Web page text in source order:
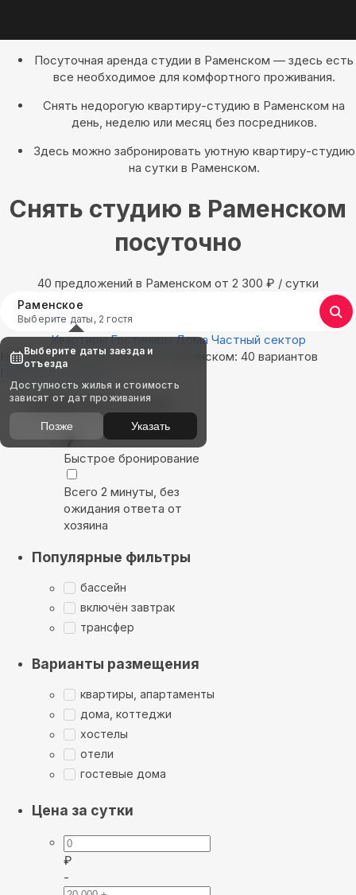
Посуточная аренда студии в Раменском — здесь есть
все необходимое для комфортного проживания.
Снять недорогую квартиру-студию в Раменском на
день, неделю или месяц без посредников.
Здесь можно забронировать уютную квартиру-студию
на сутки в Раменском.
Снять студию в Раменском
посуточно
40 предложений в Раменском oт 2 300 ₽ / сутки
Раменское
Выберите даты, 2 гостя
Квартиры Гостиницы Дома Частный сектор
Найдём, где остановиться в Раменском: 40 вариантов
Показать на карте
Выбирайте лучшее
Быстрое бронирование
Всего 2 минуты, без
ожидания ответа от
хозяина
Популярные фильтры
бассейн
включён завтрак
трансфер
Варианты размещения
квартиры, апартаменты
дома, коттеджи
хостелы
отели
гостевые дома
Цена за сутки
₽
-
Выберите даты заезда и
отъезда
Доступность жилья и стоимость
зависят от дат проживания
Позже Указать